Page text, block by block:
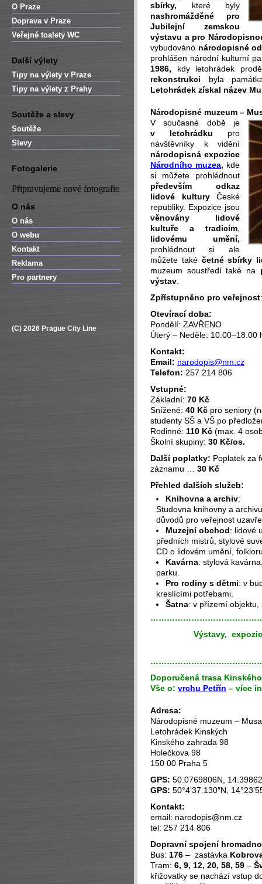
O Praze
Doprava v Praze
Veřejné toalety WC
Další výlety
Tipy na výlety v Praze
Tipy na výlety z Prahy
Soutěže a slevy
Soutěže
Slevy
Fotogalerie
Připravujeme nové fotografie
O nás
O nás
O webu
Kontakt
Reklama
Pro partnery
(C) 2026 Prague City Line
sbírky, které byly
nashromážděné pro
Jubilejní zemskou
výstavu a pro
vybudováno národopisné
prohlášen národní kulturní
1986, kdy letohrádek
rekonstrukci byla
Letohrádek získal název
Národopisné muzeum –
V současné době je
v letohrádku pro
návštěvníky k vidění
národopisná expozice
Národního muzea, kde
si můžete prohlédnout
především odkaz
lidové kulturyČeské
republiky. Expozice jsou
věnovány lidové
kultuře a tradicím
lidovému umění,
prohlédnout si ale
můžete také četné sbírky
muzeum soustředí také na
výstav
Zpřístupněno pro veřejnost
Otevírací doba:
Pondělí: ZAVŘENO
Úterý – Neděle: 10.00–18.00
Kontakt:
Email: narodopis@nm.cz
Telefon: 257 214 806
Vstupné:
Základní: 70 Kč
Snížené: 40 Kč pro seniory
studenty SŠ a VŠ po
Rodinné: 110 Kč (max. 4
Školní skupiny: 30 Kč/os.
Další poplatky: Poplatek za
záznamu … 30 Kč
Přehled dalších služeb:
Knihovna a archiv:
Studovna knihovny a
důvodů pro veřejnost
Muzejní obchod: lidové
předních mistrů, stylové
CD o lidovém umění,
Kavárna: stylová
parku.
Pro rodiny s dětmi: v
kreslícími potřebami.
Šatna: v přízemí
Výstavy,
Doporučená trasa
Vše o: vrchu Petřín – více
Adresa:
Národopisné muzeum –
Letohrádek Kinských
Kinského zahrada 98
Holečkova 98
150 00 Praha 5
GPS: 50.0769806N,
GPS: 50°4’37.130″N,
Kontakt:
email: narodopis@nm.cz
tel: 257 214 806
Dopravní spojení
Bus: 176 – zastávka
Tram: 6, 9, 12, 20, 58, 59 –
křižovatky se nachází vstup